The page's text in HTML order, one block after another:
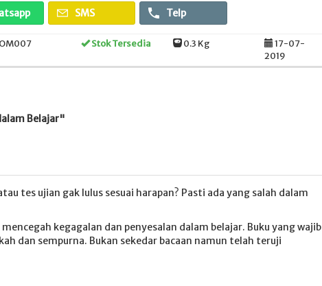
SMS Telp
Stok Tersedia 0.3 Kg
17-07-
2019
Belajar"
tes ujian gak lulus sesuai harapan? Pasti ada yang salah dalam
kegagalan dan penyesalan dalam belajar. Buku yang wajib
dan sempurna. Bukan sekedar bacaan namun telah teruji